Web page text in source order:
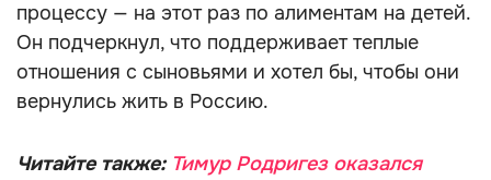
процессу — на этот раз по алиментам на детей.
Он подчеркнул, что поддерживает теплые
отношения с сыновьями и хотел бы, чтобы они
вернулись жить в Россию.
Читайте также: Тимур Родригез оказался